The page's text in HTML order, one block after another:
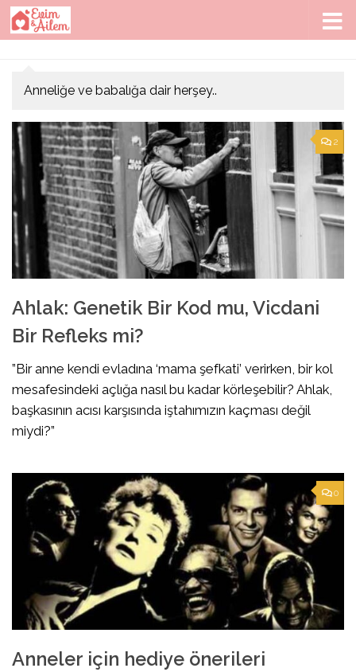
Skip to content
Anneliğe ve babalığa dair herşey..
2
Ahlak: Genetik Bir Kod mu, Vicdani
Bir Refleks mi?
​”Bir anne kendi evladına ‘mama şefkati’ verirken, bir kol
mesafesindeki açlığa nasıl bu kadar körleşebilir? Ahlak,
başkasının acısı karşısında iştahımızın kaçması değil
miydi?”
0
Anneler için hediye önerileri